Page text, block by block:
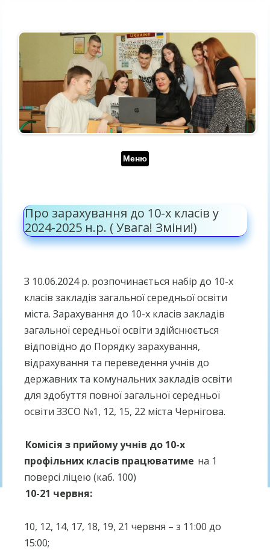
Меню
Про зарахування до 10-х класів у
2024-2025 н.р. ( Увага! Зміни!)
З 10.06.2024 р. розпочинається набір до 10-х
класів закладів загальної середньої освіти
міста. Зарахування до 10-х класів закладів
загальної середньої освіти здійснюється
відповідно до Порядку зарахування,
відрахування та переведення учнів до
державних та комунальних закладів освіти
для здобуття повної загальної середньої
освіти ЗЗСО №1, 12, 15, 22 міста Чернігова.
Комісія з прийому учнів до 10-х
профільних класів працюватиме на 1
поверсі ліцею (каб. 100)
10-21 червня:
10, 12, 14, 17, 18, 19, 21 червня – з 11:00 до
15:00;